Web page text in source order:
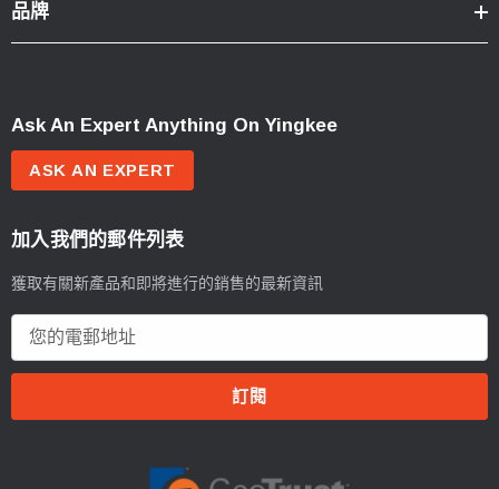
品牌
Ask An Expert Anything On Yingkee
ASK AN EXPERT
加入我們的郵件列表
獲取有關新產品和即將進行的銷售的最新資訊
郵